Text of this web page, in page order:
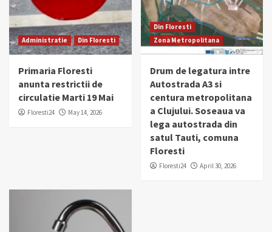
Administratie Din Floresti
Primaria Floresti
anunta restrictii de
circulatie Marti 19 Mai
Floresti24 May 14, 2026
Din Floresti
Zona Metropolitana
Drum de legatura intre
Autostrada A3 si
centura metropolitana
a Clujului. Soseaua va
lega autostrada din
satul Tauti, comuna
Floresti
Floresti24 April 30, 2026